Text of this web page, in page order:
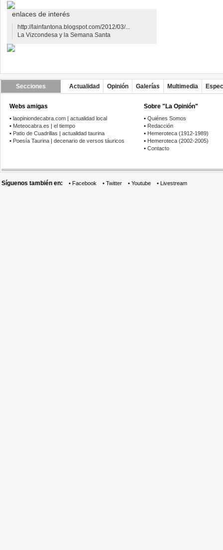
enlaces de interés
http://lainfantona.blogspot.com/2012/03/...
La Vizcondesa y la Semana Santa
Secciones Actualidad Opinión Galerías Multimedia
Webs amigas
• laopiniondecabra.com | actualidad local
• Meteocabra.es | el tiempo
• Patio de Cuadrillas | actualidad taurina
• Poesía Taurina | decenario de versos táuricos
Sobre "La Opinión"
• Quiénes Somos
• Redacción
• Hemeroteca (1912-1989)
• Hemeroteca (2002-2005)
• Contacto
Síguenos también en: • Facebook • Twitter • Youtube • Livestream